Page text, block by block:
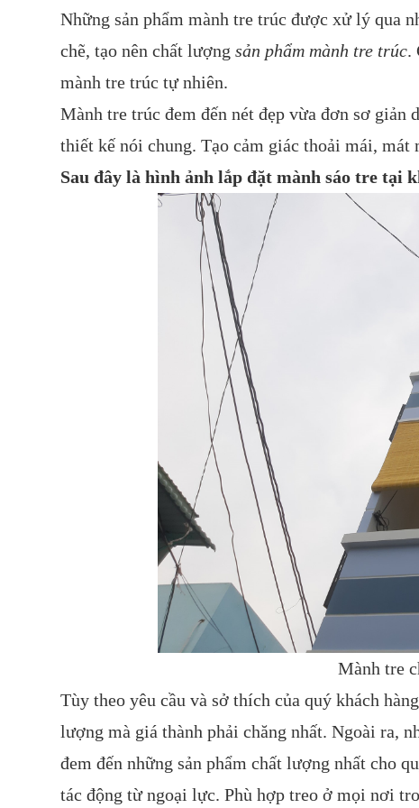
Những sản phẩm mành tre trúc được xử lý qua
chẽ, tạo nên chất lượngsản phẩm mành tre trúc.
mành tre trúc tự nhiên.
Mành tre trúc đem đến nét đẹp vừa đơn sơ
thiết kế nói chung. Tạo cảm giác thoải mái, mát
Sau đây là hình ảnh lắp đặt mành sáo tre tại
Mành tre
Tùy theo yêu cầu và sở thích của quý khách
lượng mà giá thành phải chăng nhất. Ngoài ra,
đem đến những sản phẩm chất lượng nhất cho
tác động từ ngoại lực. Phù hợp treo ở mọi nơi